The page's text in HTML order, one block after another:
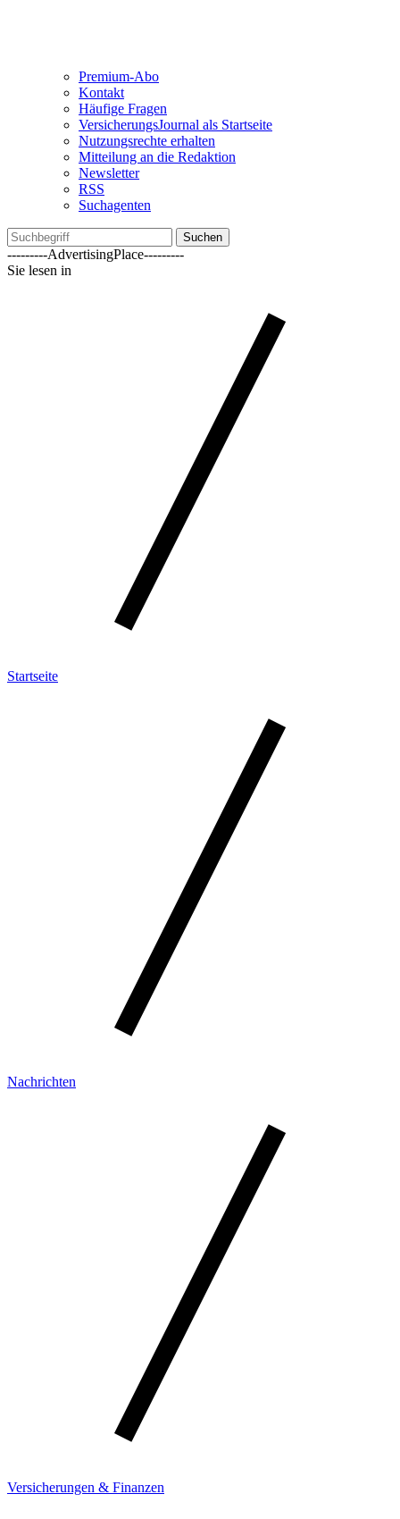
Premium-Abo
Kontakt
Häufige Fragen
VersicherungsJournal als Startseite
Nutzungsrechte erhalten
Mitteilung an die Redaktion
Newsletter
RSS
Suchagenten
Suchen
---------AdvertisingPlace---------
Sie lesen in
Startseite
Nachrichten
Versicherungen & Finanzen